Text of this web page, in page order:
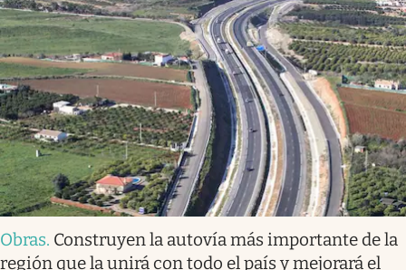
Obras. Construyen la autovía más importante de la
región que la unirá con todo el país y mejorará el